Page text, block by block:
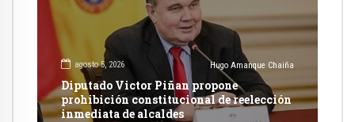
agosto 5, 2026 Hugo Amanque Chaiña
Diputado Victor Piñan propone
prohibición constitucional de reelección
inmediata de alcaldes